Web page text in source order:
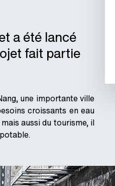
a été lancé
fait partie
une importante ville
croissants en eau
aussi du tourisme, il